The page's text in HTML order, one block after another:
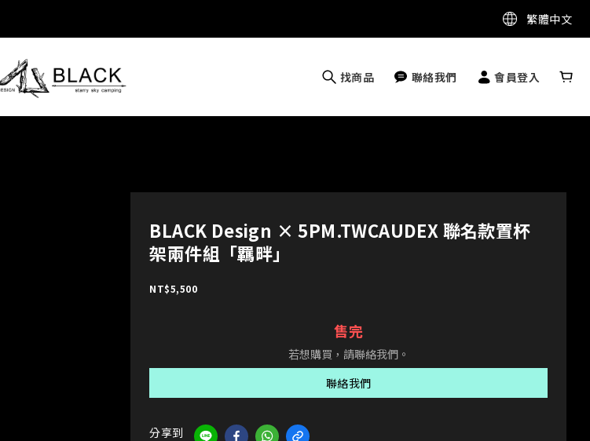
繁體中文
找商品 聯絡我們 會員登入
BLACK Design × 5PM.TWCAUDEX 聯名款置杯
架兩件組「羈畔」
NT$5,500
售完
若想購買，請聯絡我們。
聯絡我們
分享到